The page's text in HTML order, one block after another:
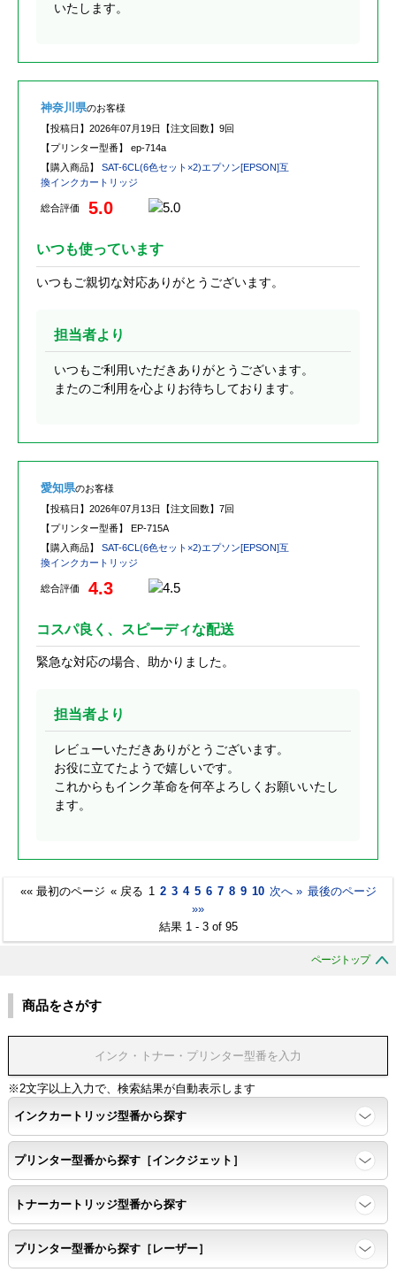
いたします。
神奈川県のお客様
【投稿日】 2026年07月19日 【注文回数】 9回
【プリンター型番】 ep-714a
【購入商品】 SAT-6CL(6色セット×2)エプソン[EPSON]互
換インクカートリッジ
総合評価 5.0
いつも使っています
いつもご親切な対応ありがとうございます。
担当者より
いつもご利用いただきありがとうございます。
またのご利用を心よりお待ちしております。
愛知県のお客様
【投稿日】 2026年07月13日 【注文回数】 7回
【プリンター型番】 EP-715A
【購入商品】 SAT-6CL(6色セット×2)エプソン[EPSON]互
換インクカートリッジ
総合評価 4.3
コスパ良く、スピーディな配送
緊急な対応の場合、助かりました。
担当者より
レビューいただきありがとうございます。
お役に立てたようで嬉しいです。
これからもインク革命を何卒よろしくお願いいたし
ます。
«« 最初のページ « 戻る 1 2 3 4 5 6 7 8 9 10 次へ » 最後のページ
»»
結果 1 - 3 of 95
ページトップ
商品をさがす
※2文字以上入力で、検索結果が自動表示します
インクカートリッジ型番から探す
プリンター型番から探す［インクジェット］
トナーカートリッジ型番から探す
プリンター型番から探す［レーザー］